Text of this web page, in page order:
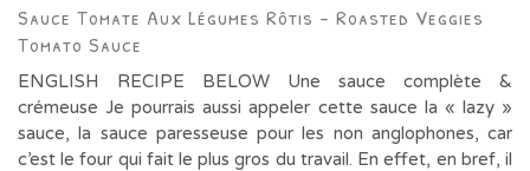
Sauce Tomate Aux Légumes Rôtis – Roasted Veggies
Tomato Sauce
ENGLISH RECIPE BELOW Une sauce complète &
crémeuse Je pourrais aussi appeler cette sauce la « lazy »
sauce, la sauce paresseuse pour les non anglophones, car
c’est le four qui fait le plus gros du travail. En effet, en bref, il